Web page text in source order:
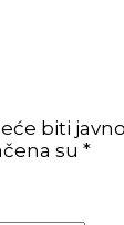
biti
su *